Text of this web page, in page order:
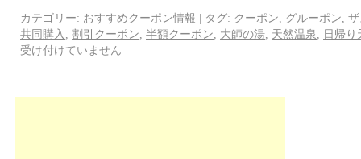
カテゴリー: おすすめクーポン情報 | タグ: クーポン グルーポン
共同購入
割引クーポン 半額クーポン 大師の湯 天然温泉
日帰り
受け付けていません